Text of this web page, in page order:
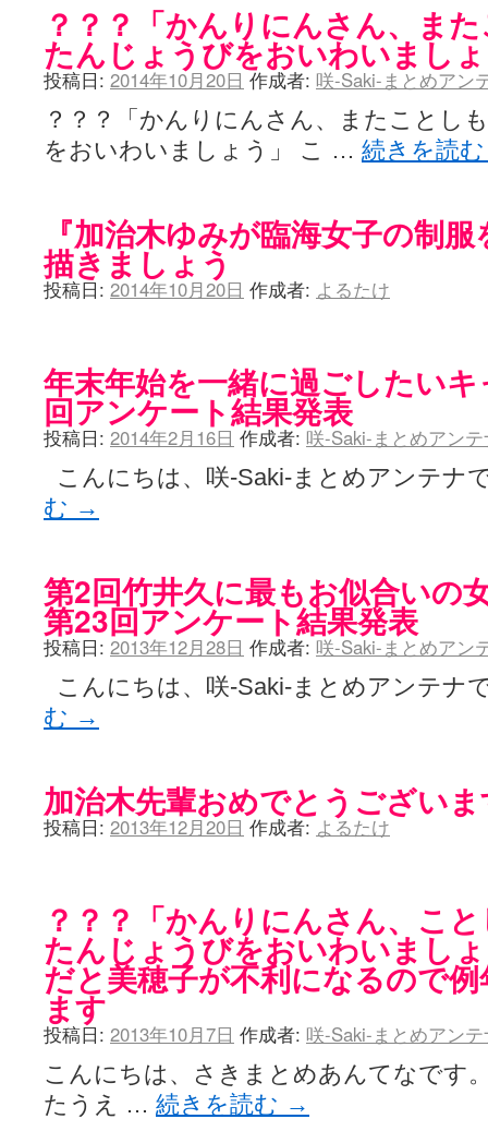
？？？「かんりにんさん、ま
たんじょうびをおいわいまし
投稿日: 2014年10月20日 作成者: 咲-Saki-まとめアン
？？？「かんりにんさん、またことし
をおいわいましょう」 こ … 続きを読
『加治木ゆみが臨海女子の制
描きましょう
投稿日: 2014年10月20日 作成者: よるたけ
年末年始を一緒に過ごしたい
回アンケート結果発表
投稿日: 2014年2月16日 作成者: 咲-Saki-まとめアン
こんにちは、咲-Saki-まとめアンテ
む →
第2回竹井久に最もお似合いの
第23回アンケート結果発表
投稿日: 2013年12月28日 作成者: 咲-Saki-まとめアン
こんにちは、咲-Saki-まとめアンテ
む →
加治木先輩おめでとうござい
投稿日: 2013年12月20日 作成者: よるたけ
？？？「かんりにんさん、こ
たんじょうびをおいわいまし
だと美穂子が不利になるので
ます
投稿日: 2013年10月7日 作成者: 咲-Saki-まとめアン
こんにちは、さきまとめあんてなです
たうえ … 続きを読む →